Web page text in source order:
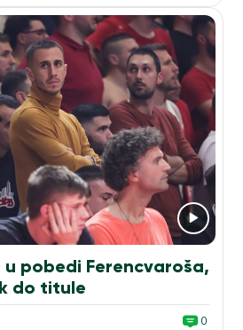
pobedi Ferencvaroša,
do titule
0